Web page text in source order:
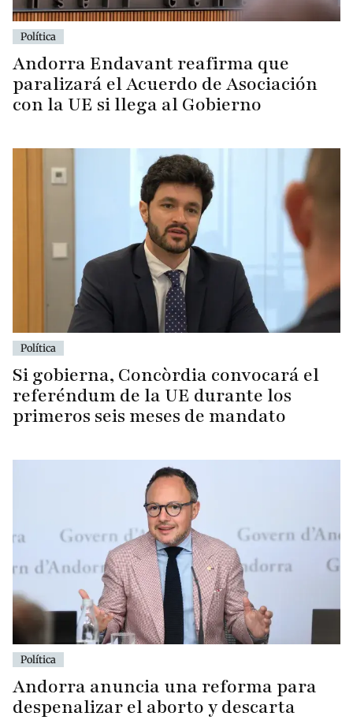
Política
Andorra Endavant reafirma que
paralizará el Acuerdo de Asociación
con la UE si llega al Gobierno
Política
Si gobierna, Concòrdia convocará el
referéndum de la UE durante los
primeros seis meses de mandato
Política
Andorra anuncia una reforma para
despenalizar el aborto y descarta